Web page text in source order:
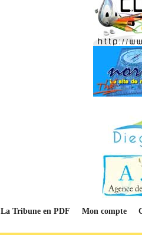
La Tribune en PDF Mon compte